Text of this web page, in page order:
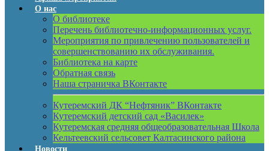
О нас
О библиотеке
Перечень библиотечно-информационных услуг.
Мероприятия по привлечению пользователей и
совершенствованию их обслуживания.
Библиотека на карте
Обратная связь
Наша страничка ВКонтакте
Кутеремский ДК “Нефтяник” ВКонтакте
Кутеремский детский сад «Василек»
Кутеремская средняя общеобразовательная Школа
Кельтеевский сельсовет Калтасинского района
Новости